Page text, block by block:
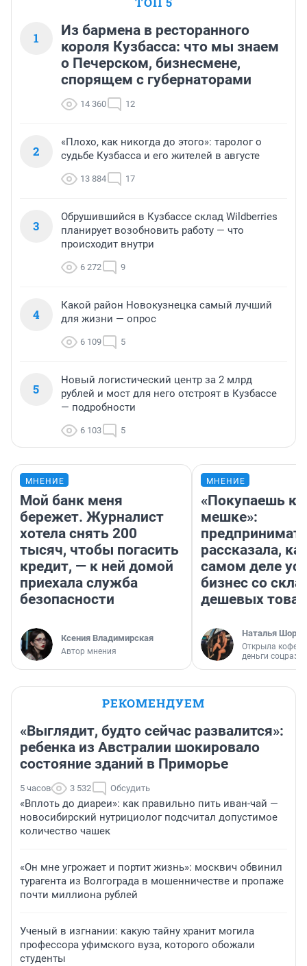
1
Из бармена в ресторанного
короля Кузбасса: что мы знаем
о Печерском, бизнесмене,
спорящем с губернаторами
14 360 12
2
«Плохо, как никогда до этого»: таролог о
судьбе Кузбасса и его жителей в августе
13 884 17
3
Обрушившийся в Кузбассе склад Wildberries
планирует возобновить работу — что
происходит внутри
6 272 9
4
Какой район Новокузнецка самый лучший
для жизни — опрос
6 109 5
5
Новый логистический центр за 2 млрд
рублей и мост для него отстроят в Кузбассе
— подробности
6 103 5
МНЕНИЕ
Мой банк меня
бережет. Журналист
хотела снять 200
тысяч, чтобы погасить
кредит, — к ней домой
приехала служба
безопасности
Ксения Владимирская
Автор мнения
МНЕНИЕ
«Покупаешь
мешке»:
рассказала,
самом деле
бизнес со
дешевых
Наталья
Открыла
деньги
РЕКОМЕНДУЕМ
«Выглядит, будто сейчас развалится»:
ребенка из Австралии шокировало
состояние зданий в Приморье
5 часов 3 532 Обсудить
«Вплоть до диареи»: как правильно пить иван-чай —
новосибирский нутрициолог подсчитал допустимое
количество чашек
«Он мне угрожает и портит жизнь»: москвич обвинил
турагента из Волгограда в мошенничестве и пропаже
почти миллиона рублей
Ученый в изгнании: какую тайну хранит могила
профессора уфимского вуза, которого обожали
студенты